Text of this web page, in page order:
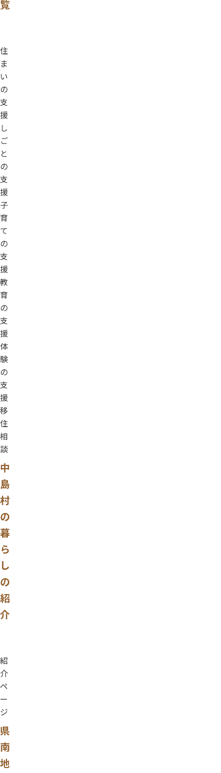
覧
住
ま
い
の
支
援
し
ご
と
の
支
援
子
育
て
の
支
援
教
育
の
支
援
体
験
の
支
援
移
住
相
談
中
島
村
の
暮
ら
し
の
紹
介
紹
介
ペ
ー
ジ
県
南
地